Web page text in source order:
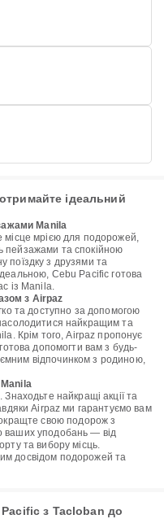
ідеальний
Manila
місце мрією для подорожей,
пейзажами та спокійною
поїздку з друзями та
Cebu Pacific готова
із Manila.
з Airpaz
та доступно за допомогою
найкращим та
Крім того, Airpaz пропонує
допомогти вам з будь-
відпочинком з родиною,
найкращі акції та
Airpaz ми гарантуємо вам
свою подорож з
ваших уподобань — від
та вибору місць.
досвідом подорожей та
Pacific з Tacloban до